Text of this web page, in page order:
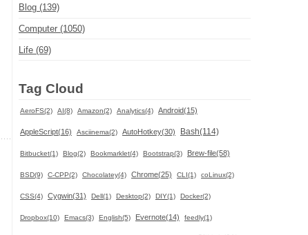
Blog (139)
Computer (1050)
Life (69)
Tag Cloud
AeroFS(2) AI(8) Amazon(2) Analytics(4) Android(15)
AppleScript(16) Asciinema(2) AutoHotkey(30) Bash(114)
Bitbucket(1) Blog(2) Bookmarklet(4) Bootstrap(3) Brew-file(58)
BSD(9) C-CPP(2) Chocolatey(4) Chrome(25) CLI(1) coLinux(2)
CSS(4) Cygwin(31) Dell(1) Desktop(2) DIY(1) Docker(2)
Dropbox(10) Emacs(3) English(5) Evernote(14) feedly(1)